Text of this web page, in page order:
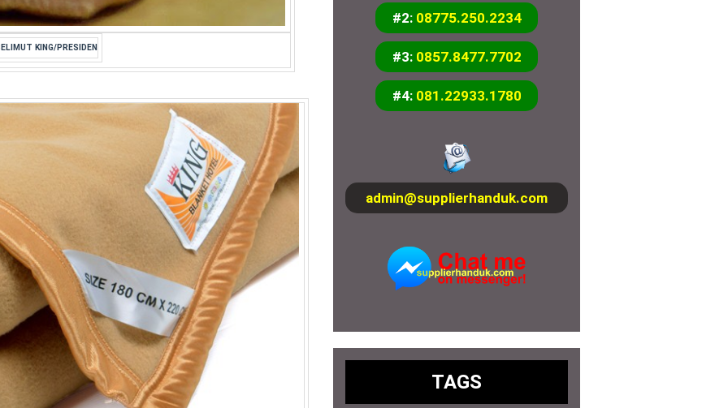
KING/PRESIDEN
#2: 08775.250.2234
#3: 0857.8477.7702
#4: 081.22933.1780
admin@supplierhanduk.com
TAGS